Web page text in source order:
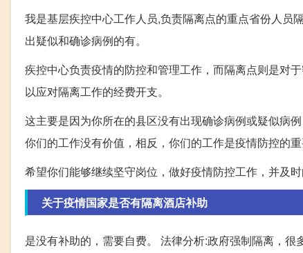
我是基层疾控中心工作人员,负责隔离点的重点省份人员
出疑似和确诊病例的有。
疾控中心负责疫情的防控和管理工作，而隔离点则是对
以应对隔离工作的经费开支。
这主要是因为你所在的县区没有出现确诊病例或疑似病
你们的工作没有价值，相反，你们的工作是疫情防控的
希望你们能够继续坚守岗位，做好疫情防控工作，并及
关于疫情国家是否有隔离酒店补助
是没有补助的，需要自费。 法律分析:政府强制隔离，